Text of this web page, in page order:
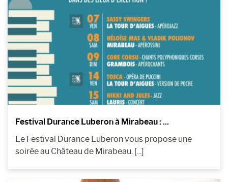
Festival Durance Luberon à Mirabeau : ...
Le Festival Durance Luberon vous propose une
soirée au Château de Mirabeau. [...]